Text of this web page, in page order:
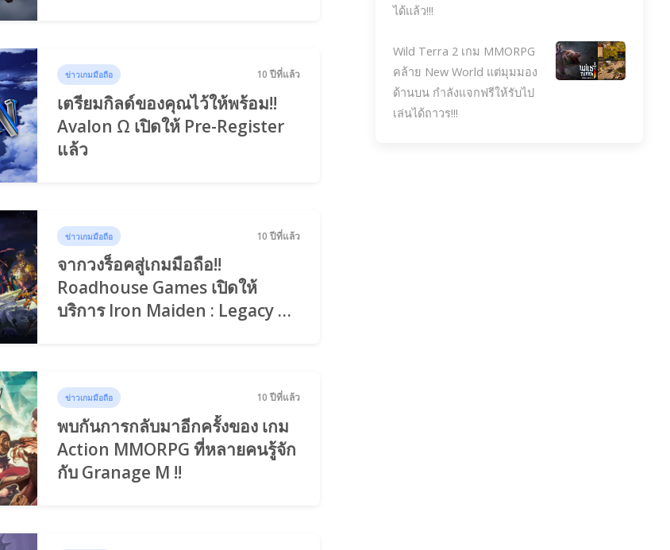
ข่าวเกมมือถือ 10 ปีที่แล้ว
เตรียมกิลด์ของคุณไว้ให้พร้อม!!
Avalon Ω เปิดให้ Pre-Register
แล้ว
ข่าวเกมมือถือ 10 ปีที่แล้ว
จากวงร็อคสู่เกมมือถือ!!
Roadhouse Games เปิดให้
บริการ Iron Maiden : Legacy Of
ข่าวเกมมือถือ 10 ปีที่แล้ว
พบกันการกลับมาอีกครั้งของ เกม
Action MMORPG ที่หลายคนรู้จัก
กับ Granage M !!
ได้แล้ว!!!
Wild Terra 2 เกม MMORPG
คล้าย New World แต่มุมมอง
ด้านบน กำลังแจกฟรีให้รับไป
เล่นได้ถาวร!!!